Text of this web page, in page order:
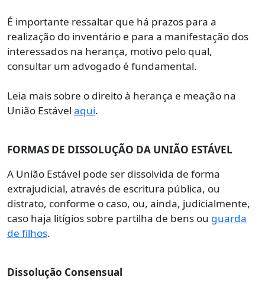
É importante ressaltar que há prazos para a
realização do inventário e para a manifestação dos
interessados na herança, motivo pelo qual,
consultar um advogado é fundamental.
Leia mais sobre o direito à herança e meação na
União Estável aqui.
FORMAS DE DISSOLUÇÃO DA UNIÃO ESTÁVEL
A União Estável pode ser dissolvida de forma
extrajudicial, através de escritura pública, ou
distrato, conforme o caso, ou, ainda, judicialmente,
caso haja litígios sobre partilha de bens ou guarda
de filhos.
Dissolução Consensual